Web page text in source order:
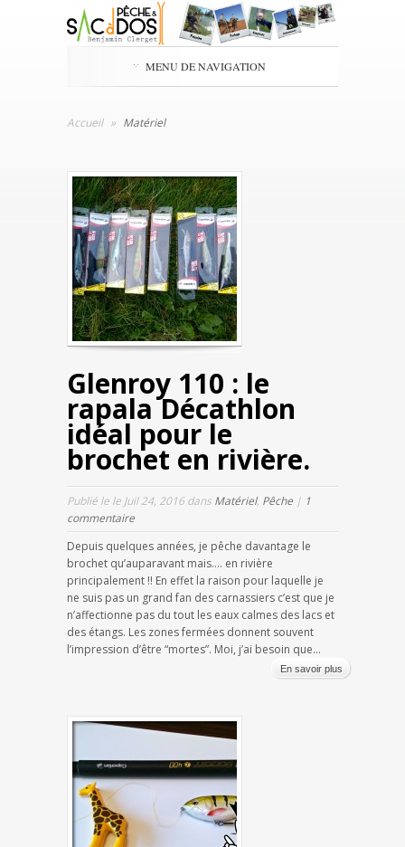
MENU DE NAVIGATION
Accueil » Matériel
Glenroy 110 : le
rapala Décathlon
idéal pour le
brochet en rivière.
Publié le le Juil 24, 2016 dans Matériel, Pêche | 1
commentaire
Depuis quelques années, je pêche davantage le
brochet qu’auparavant mais…. en rivière
principalement !! En effet la raison pour laquelle je
ne suis pas un grand fan des carnassiers c’est que je
n’affectionne pas du tout les eaux calmes des lacs et
des étangs. Les zones fermées donnent souvent
l’impression d’être “mortes”. Moi, j’ai besoin que...
En savoir plus